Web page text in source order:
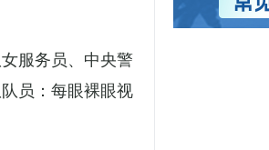
服务员、中央警
员：每眼裸眼视